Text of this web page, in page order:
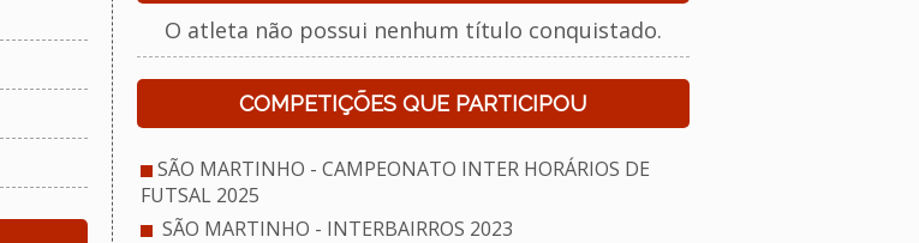
O atleta não possui nenhum título conquistado.
COMPETIÇÕES QUE PARTICIPOU
SÃO MARTINHO - CAMPEONATO INTER HORÁRIOS DE
FUTSAL 2025
SÃO MARTINHO - INTERBAIRROS 2023